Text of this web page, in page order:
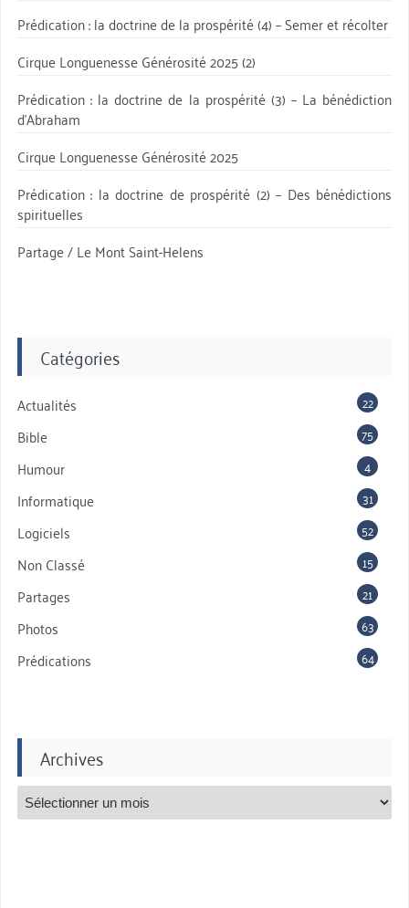
Prédication : la doctrine de la prospérité (4) – Semer et récolter
Cirque Longuenesse Générosité 2025 (2)
Prédication : la doctrine de la prospérité (3) – La bénédiction
d’Abraham
Cirque Longuenesse Générosité 2025
Prédication : la doctrine de prospérité (2) – Des bénédictions
spirituelles
Partage / Le Mont Saint-Helens
Catégories
Actualités 22
Bible 75
Humour 4
Informatique 31
Logiciels 52
Non Classé 15
Partages 21
Photos 63
Prédications 64
Archives